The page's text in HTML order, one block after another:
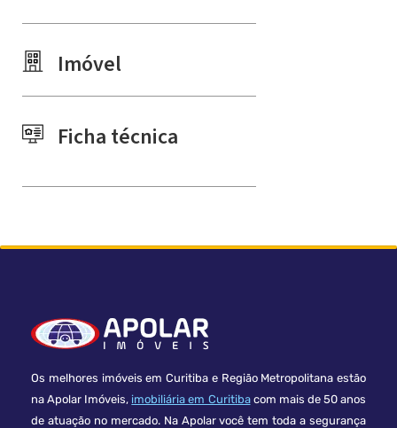
Imóvel
Ficha técnica
Os melhores imóveis em Curitiba e Região Metropolitana estão
na Apolar Imóveis, imobiliária em Curitibacom mais de 50 anos
de atuação no mercado. Na Apolar você tem toda a segurança